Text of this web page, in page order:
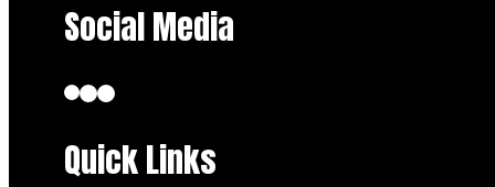
Social Media
Quick Links